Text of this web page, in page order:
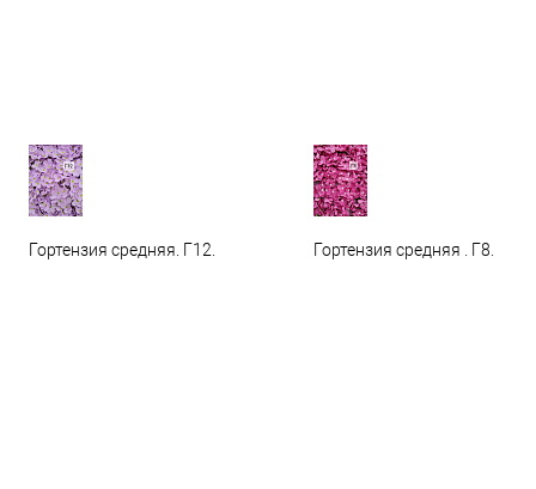
Гортензия средняя. Г12. Гортензия средняя . Г8.